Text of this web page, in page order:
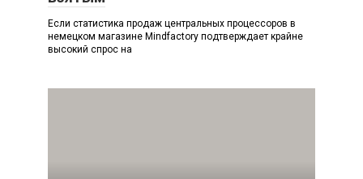
Если статистика продаж центральных процессоров в
немецком магазине Mindfactory подтверждает крайне
высокий спрос на